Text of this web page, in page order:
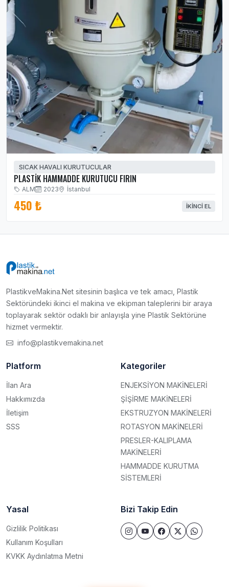
SICAK HAVALI KURUTUCULAR
PLASTİK HAMMADDE KURUTUCU FIRIN
ALM 2023 İstanbul
450 ₺ İKINCI EL
PlastikveMakina.Net sitesinin başlıca ve tek amacı, Plastik
Sektöründeki ikinci el makina ve ekipman taleplerini bir araya
toplayarak sektör odaklı bir anlayışla yine Plastik Sektörüne
hizmet vermektir.
info@plastikvemakina.net
Platform
İlan Ara
Hakkımızda
İletişim
SSS
Kategoriler
ENJEKSİYON MAKİNELERİ
ŞİŞİRME MAKİNELERİ
EKSTRUZYON MAKİNELERİ
ROTASYON MAKİNELERİ
PRESLER-KALIPLAMA
MAKİNELERİ
HAMMADDE KURUTMA
SİSTEMLERİ
Yasal
Gizlilik Politikası
Kullanım Koşulları
KVKK Aydınlatma Metni
Bizi Takip Edin